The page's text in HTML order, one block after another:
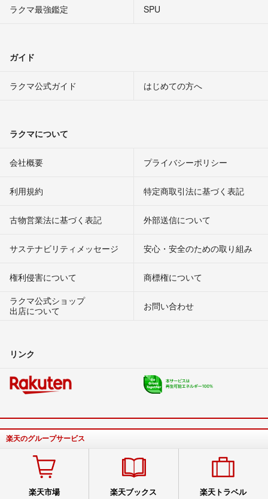
ラクマ最強鑑定
SPU
ガイド
ラクマ公式ガイド はじめての方へ
ラクマについて
会社概要 プライバシーポリシー
利用規約 特定商取引法に基づく表記
古物営業法に基づく表記 外部送信について
サステナビリティメッセージ 安心・安全のための取り組み
権利侵害について
商標権について
ラクマ公式ショップ
出店について
お問い合わせ
リンク
楽天のグループサービス
楽天市場 楽天ブックス 楽天トラベル